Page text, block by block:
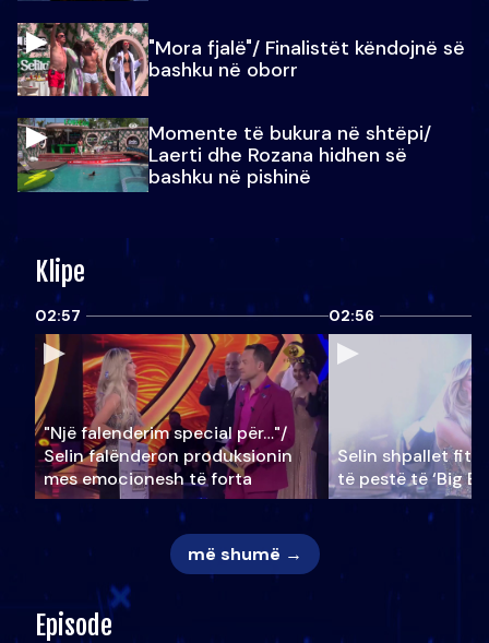
"Mora fjalë"/ Finalistët këndojnë së
bashku në oborr
Momente të bukura në shtëpi/
Laerti dhe Rozana hidhen së
bashku në pishinë
Klipe
02:57
"Një falenderim special për…"/
Selin falënderon produksionin
mes emocionesh të forta
02:56
Selin shpallet
të pestë të ‘Big
më shumë →
Episode